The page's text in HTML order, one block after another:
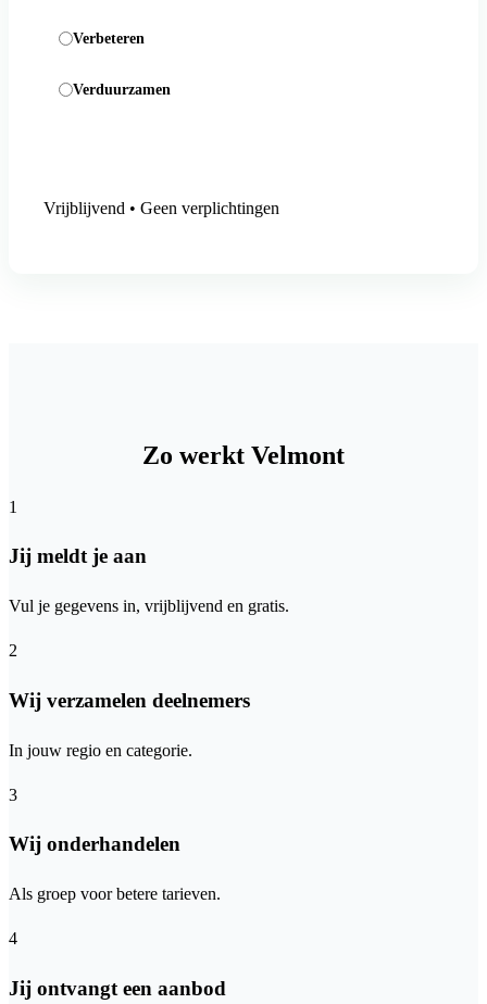
Verbeteren
Verduurzamen
Vrijblijvend • Geen verplichtingen
Zo werkt Velmont
1
Jij meldt je aan
Vul je gegevens in, vrijblijvend en gratis.
2
Wij verzamelen deelnemers
In jouw regio en categorie.
3
Wij onderhandelen
Als groep voor betere tarieven.
4
Jij ontvangt een aanbod